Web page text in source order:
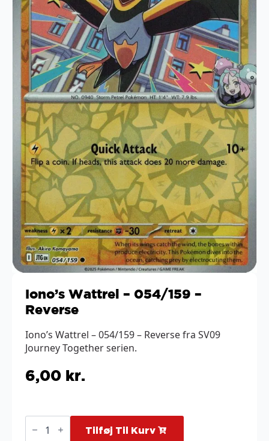
Iono’s Wattrel – 054/159 –
Reverse
Iono’s Wattrel – 054/159 – Reverse fra SV09
Journey Together serien.
6,00 kr.
Iono's
Wattrel Tilføj Til Kurv